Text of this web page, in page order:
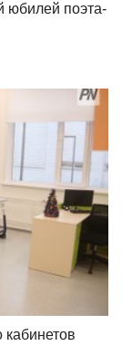
юбилей поэта-